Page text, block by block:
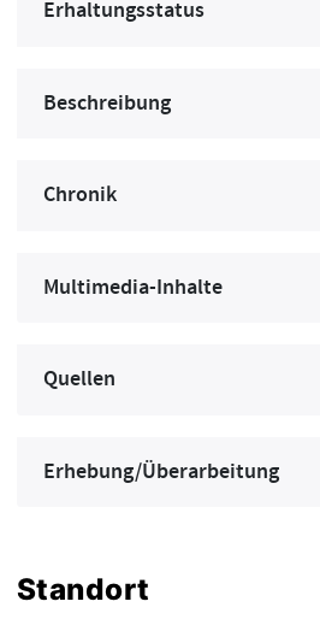
Erhaltungsstatus
Beschreibung
Chronik
Multimedia-Inhalte
Quellen
Erhebung/Überarbeitung
Standort